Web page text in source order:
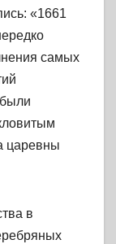
«1661
самых
царевны
в